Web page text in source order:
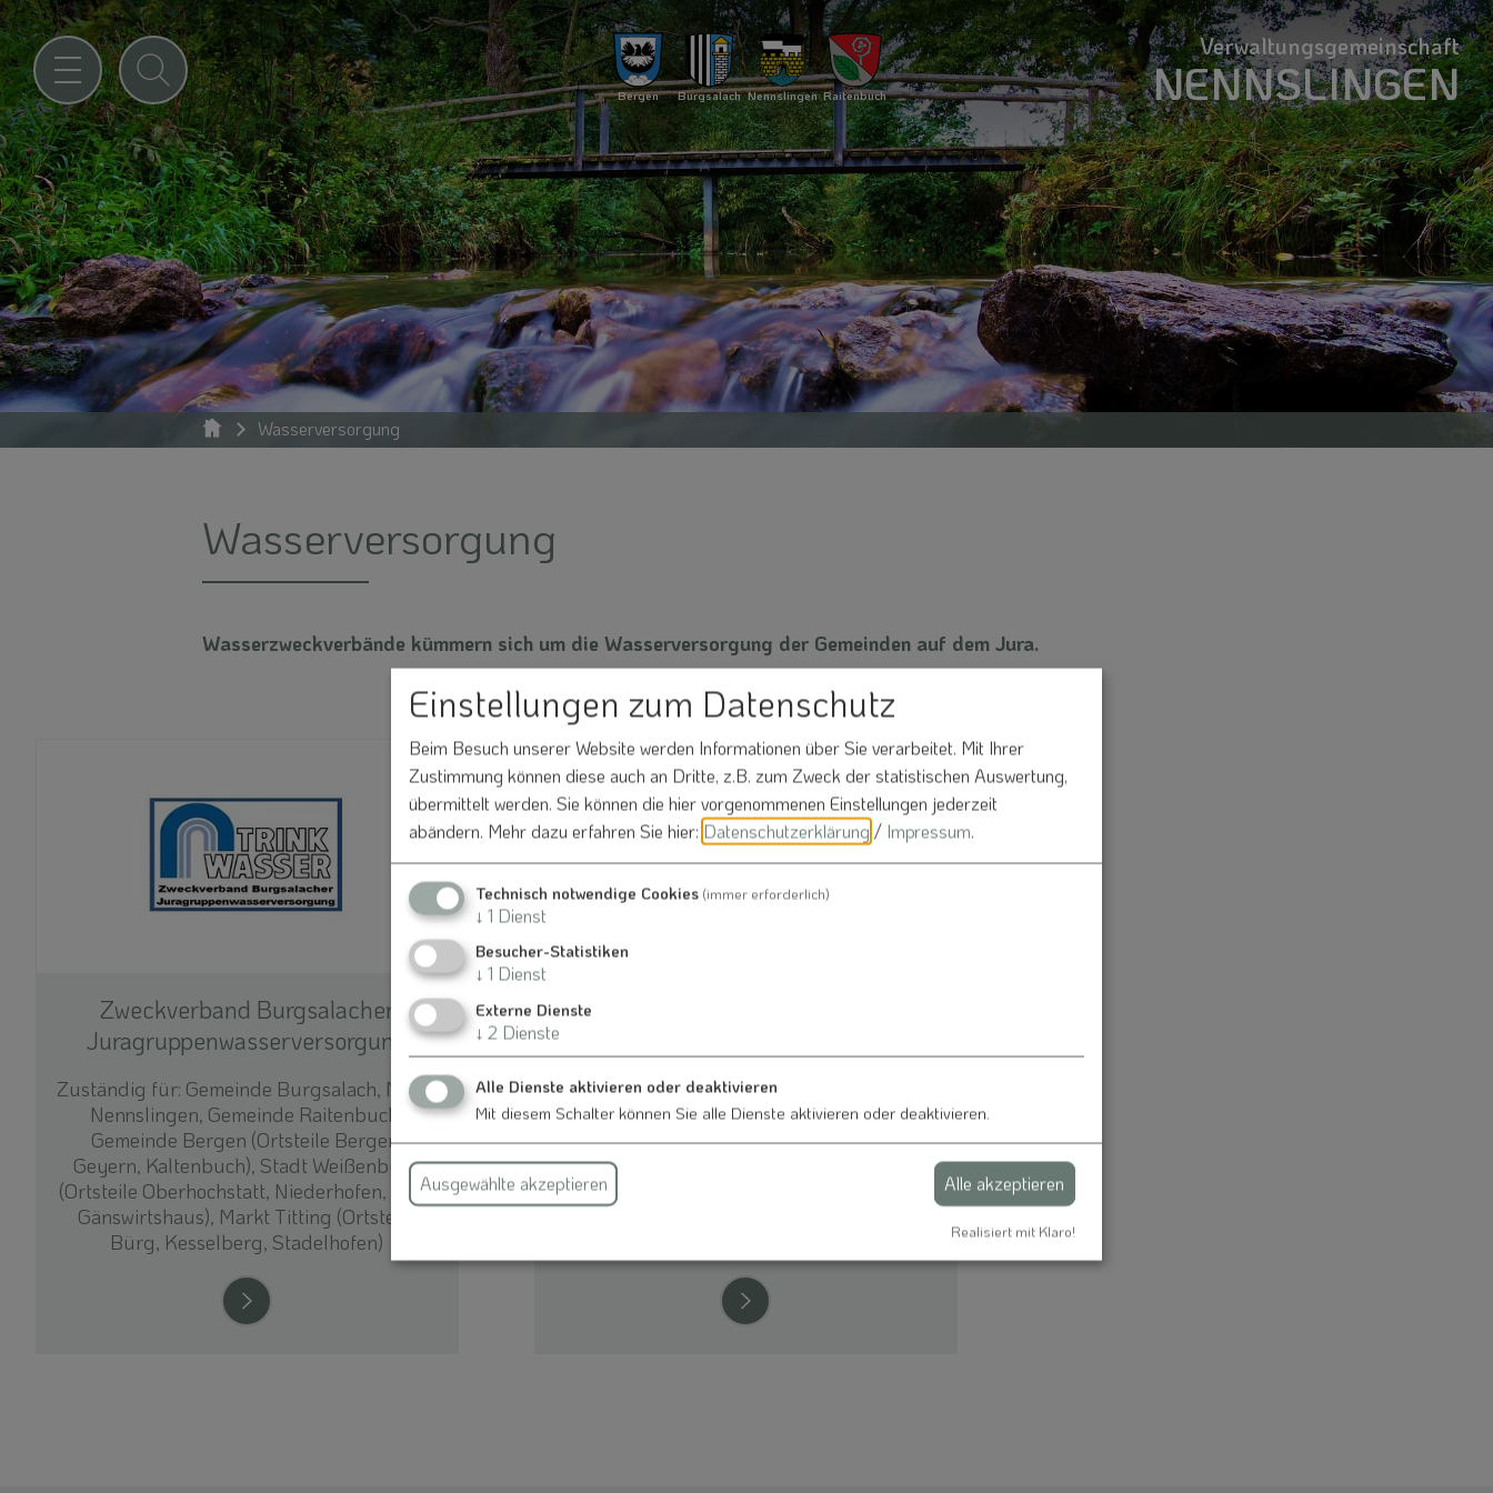
Bergen Burgsalach Nennslingen Raitenbuch
Verwaltungsgemeinschaft
NENNSLINGEN
Wasserversorgung
Wasserversorgung
Wasserzweckverbände kümmern sich um die Wasserversorgung der Gemeinden auf dem Jura.
Zweckverband Burgsalacher
Juragruppenwasserversorgung
Zuständig für: Gemeinde Burgsalach, Markt
Nennslingen, Gemeinde Raitenbuch,
Gemeinde Bergen (Ortsteile Bergen,
Geyern, Kaltenbuch), Stadt Weißenburg
(Ortsteile Oberhochstatt, Niederhofen, Kehl,
Gänswirtshaus), Markt Titting (Ortsteile
Bürg, Kesselberg, Stadelhofen)
Zuständig für: Gemeinde Bergen (Ortsteile
Thalmannsfeld, Dannhausen und Syburg)
Einstellungen zum Datenschutz
Beim Besuch unserer Website werden Informationen über Sie verarbeitet. Mit Ihrer
Zustimmung können diese auch an Dritte, z.B. zum Zweck der statistischen Auswertung,
übermittelt werden. Sie können die hier vorgenommenen Einstellungen jederzeit
abändern. Mehr dazu erfahren Sie hier: Datenschutzerklärung / Impressum.
Technisch notwendige Cookies (immer erforderlich)
↓ 1 Dienst
Besucher-Statistiken
↓ 1 Dienst
Externe Dienste
↓ 2 Dienste
Alle Dienste aktivieren oder deaktivieren
Mit diesem Schalter können Sie alle Dienste aktivieren oder deaktivieren.
Ausgewählte akzeptieren Alle akzeptieren
Realisiert mit Klaro!